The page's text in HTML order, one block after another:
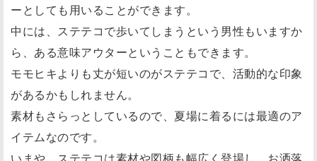
ーとしても用いることができます。
中には、ステテコで歩いてしまうという男性もいますか
ら、ある意味アウターということもできます。
モモヒキよりも丈が短いのがステテコで、活動的な印象
があるかもしれません。
素材もさらっとしているので、夏場に着るには最適のア
イテムなのです。
いまや、ステテコは素材や図柄も幅広く登場し、お洒落